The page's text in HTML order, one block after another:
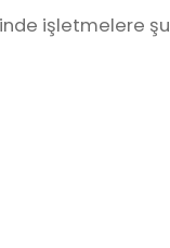
işletmelere şu